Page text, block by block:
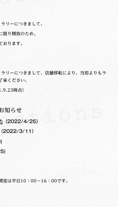
ラリーにつきまして、
限り開放のため、
おります。
ラリーにつきまして、店舗移転により、当初よりもラ
承ください。
時点）
知らせ
（2022/4/25）
2022/3/11）
室は平日10：00～16：00です。